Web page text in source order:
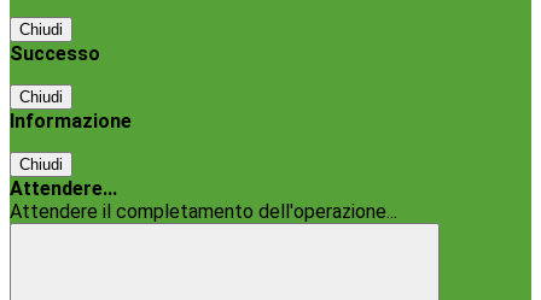
Chiudi
Successo
Chiudi
Informazione
Chiudi
Attendere...
Attendere il completamento dell'operazione...